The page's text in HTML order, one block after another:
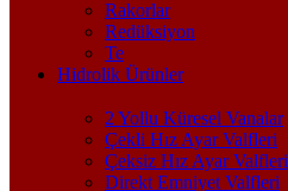
Rakorlar
Redüksiyon
Te
Hidrolik Ürünler
2 Yollu Küresel Vanalar
Çekli Hız Ayar Valfleri
Çeksiz Hız Ayar Valfleri
Direkt Emniyet Valfleri